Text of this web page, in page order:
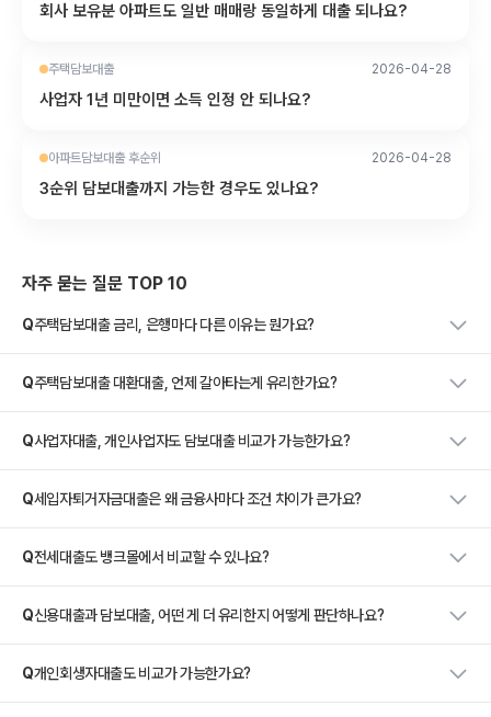
회사 보유분 아파트도 일반 매매랑 동일하게 대출 되나요?
주택담보대출 2026-04-28
사업자 1년 미만이면 소득 인정 안 되나요?
아파트담보대출 후순위 2026-04-28
3순위 담보대출까지 가능한 경우도 있나요?
자주 묻는 질문 TOP 10
Q주택담보대출 금리, 은행마다 다른 이유는 뭔가요?
Q주택담보대출 대환대출, 언제 갈아타는게 유리한가요?
Q사업자대출, 개인사업자도 담보대출 비교가 가능한가요?
Q세입자퇴거자금대출은 왜 금융사마다 조건 차이가 큰가요?
Q전세대출도 뱅크몰에서 비교할 수 있나요?
Q신용대출과 담보대출, 어떤 게 더 유리한지 어떻게 판단하나요?
Q개인회생자대출도 비교가 가능한가요?